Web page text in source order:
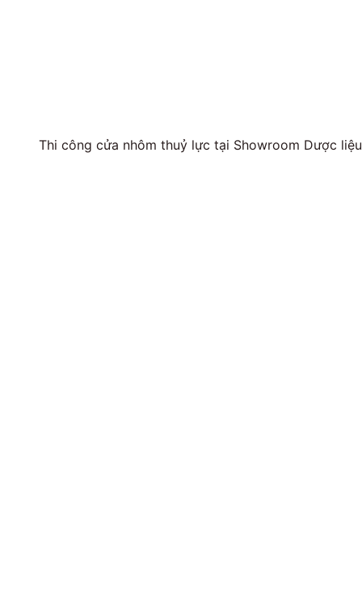
Thi công cửa nhôm thuỷ lực tại Showroom Dược